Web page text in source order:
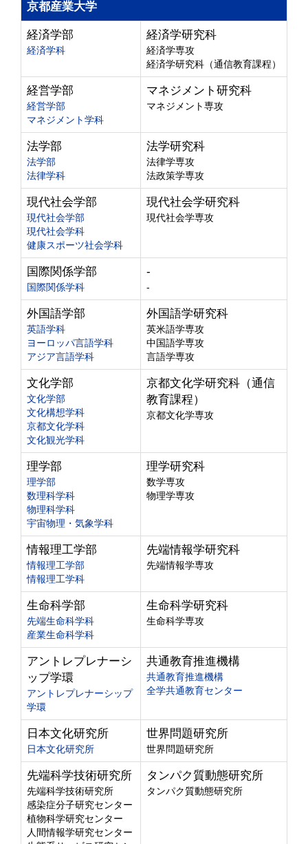
京都産業大学
経済学部
経済学科
経済学研究科
経済学専攻
経済学研究科（通信教育課程）
経営学部
経営学部
マネジメント学科
マネジメント研究科
マネジメント専攻
法学部
法学部
法律学科
法学研究科
法律学専攻
法政策学専攻
現代社会学部
現代社会学部
現代社会学科
健康スポーツ社会学科
現代社会学研究科
現代社会学専攻
国際関係学部
国際関係学科
-
-
外国語学部
英語学科
ヨーロッパ言語学科
アジア言語学科
外国語学研究科
英米語学専攻
中国語学専攻
言語学専攻
文化学部
文化学部
文化構想学科
京都文化学科
文化観光学科
京都文化学研究科（通信
教育課程）
京都文化学専攻
理学部
理学部
数理科学科
物理科学科
宇宙物理・気象学科
理学研究科
数学専攻
物理学専攻
情報理工学部
情報理工学部
情報理工学科
先端情報学研究科
先端情報学専攻
生命科学部
先端生命科学科
産業生命科学科
生命科学研究科
生命科学専攻
アントレプレナーシ
ップ学環
アントレプレナーシップ
学環
共通教育推進機構
共通教育推進機構
全学共通教育センター
日本文化研究所
日本文化研究所
世界問題研究所
世界問題研究所
先端科学技術研究所
先端科学技術研究所
感染症分子研究センター
植物科学研究センター
人間情報学研究センター
タンパク質動態研究所
タンパク質動態研究所